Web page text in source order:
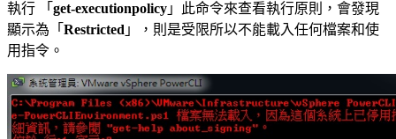
執行 「 get-executionpolicy 」此命令來查看執行原則，會發現
顯示為「 Restricted 」，則是受限所以不能載入任何檔案和使
用指令。